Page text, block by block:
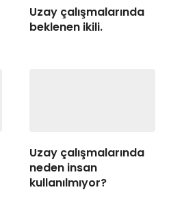
Uzay çalışmalarında
beklenen ikili.
Uzay çalışmalarında
neden insan
kullanılmıyor?